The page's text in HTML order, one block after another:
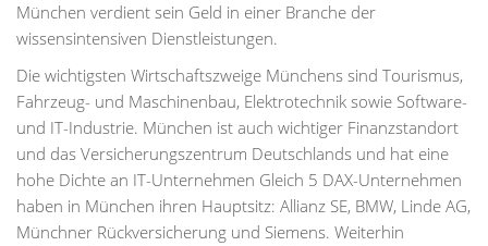
München verdient sein Geld in einer Branche der
wissensintensiven Dienstleistungen.
Die wichtigsten Wirtschaftszweige Münchens sind Tourismus,
Fahrzeug- und Maschinenbau, Elektrotechnik sowie Software-
und IT-Industrie. München ist auch wichtiger Finanzstandort
und das Versicherungszentrum Deutschlands und hat eine
hohe Dichte an IT-Unternehmen Gleich 5 DAX-Unternehmen
haben in München ihren Hauptsitz: Allianz SE, BMW, Linde AG,
Münchner Rückversicherung und Siemens. Weiterhin